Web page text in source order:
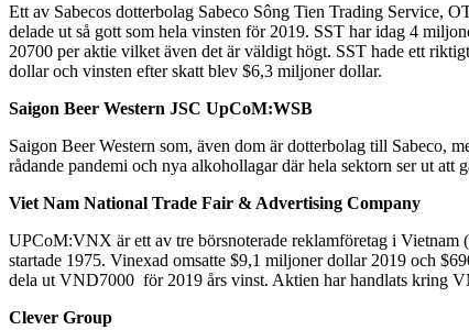
Ett av Sabecos dotterbolag Sabeco Sông Tien Trading Service,
delade ut så gott som hela vinsten för 2019. SST har idag 4
20700 per aktie vilket även det är väldigt högt. SST hade ett
dollar och vinsten efter skatt blev $6,3 miljoner dollar.
Saigon Beer Western JSC UpCoM:WSB
Saigon Beer Western som, även dom är dotterbolag till Sabeco,
rådande pandemi och nya alkohollagar där hela sektorn ser ut att
Viet Nam National Trade Fair & Advertising Company
UPCoM:VNX är ett av tre börsnoterade reklamföretag i Vietnam
startade 1975. Vinexad omsatte $9,1 miljoner dollar 2019 och
dela ut VND7000 för 2019 års vinst. Aktien har handlats kring
Clever Group